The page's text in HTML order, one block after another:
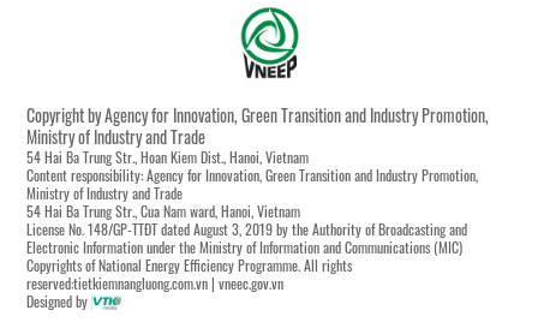
Copyright by Agency for Innovation, Green Transition and Industry Promotion,
Ministry of Industry and Trade
54 Hai Ba Trung Str., Hoan Kiem Dist., Hanoi, Vietnam
Content responsibility: Agency for Innovation, Green Transition and Industry Promotion,
Ministry of Industry and Trade
54 Hai Ba Trung Str., Cua Nam ward, Hanoi, Vietnam
License No. 148/GP-TTĐT dated August 3, 2019 by the Authority of Broadcasting and
Electronic Information under the Ministry of Information and Communications (MIC)
Copyrights of National Energy Efficiency Programme. All rights
reserved:tietkiemnangluong.com.vn | vneec.gov.vn
Designed by